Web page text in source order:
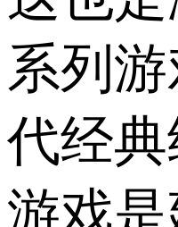
系列
代经
游戏